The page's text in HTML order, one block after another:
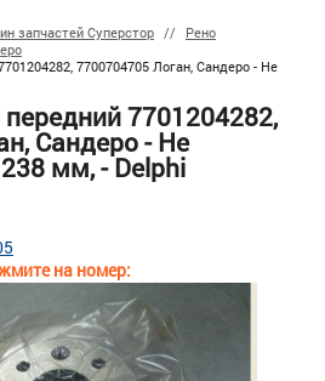
запчастей Суперстор
Рено
7700704705 Логан, Сандеро - Не
7701204282,
Сандеро - Не
мм, - Delphi
на номер: